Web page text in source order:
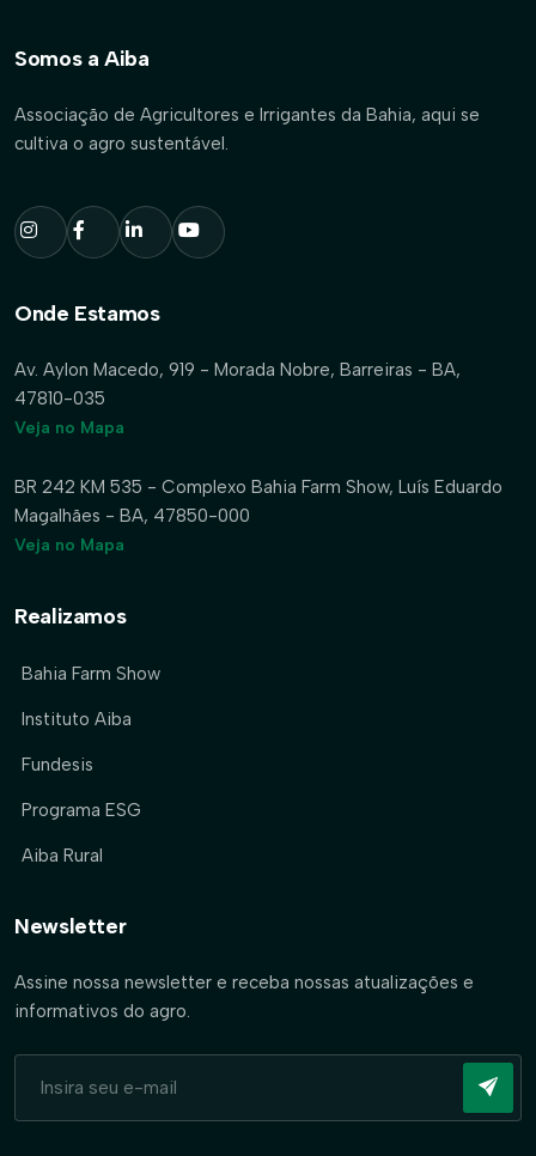
Somos a Aiba
Associação de Agricultores e Irrigantes da Bahia, aqui se
cultiva o agro sustentável.
Onde Estamos
Av. Aylon Macedo, 919 - Morada Nobre, Barreiras - BA,
47810-035
Veja no Mapa
BR 242 KM 535 - Complexo Bahia Farm Show, Luís Eduardo
Magalhães - BA, 47850-000
Veja no Mapa
Realizamos
Bahia Farm Show
Instituto Aiba
Fundesis
Programa ESG
Aiba Rural
Newsletter
Assine nossa newsletter e receba nossas atualizações e
informativos do agro.